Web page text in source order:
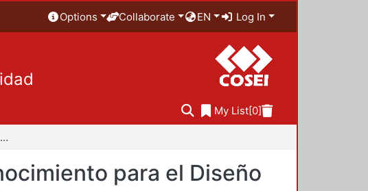
Options Collaborate EN Log In
My List[0]
Libros - Departamento de Investigación y Conocimiento para el Diseño
para el Diseño